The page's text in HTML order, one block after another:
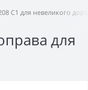
C1 для невеликого
для